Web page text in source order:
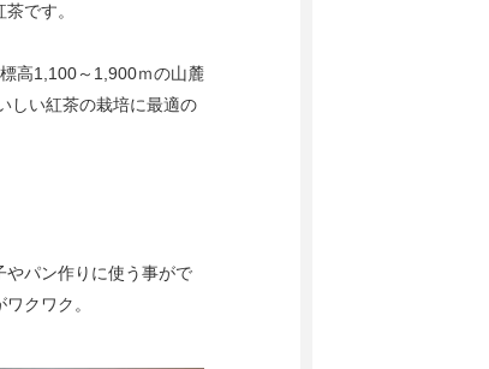
です。
高1,100～1,900ｍの山麓
しい紅茶の栽培に最適の
パン作りに使う事がで
クワク。